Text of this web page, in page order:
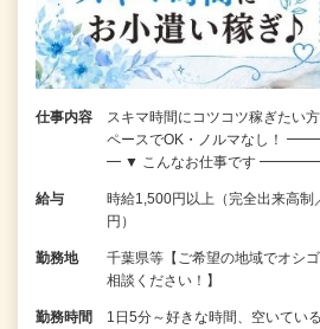
仕事内容
スキマ時間にコツコツ稼ぎたい
ペースでOK・ノルマな
━ ▼ こんなお仕事です
給与
時給1,500円以上（完全出来高
円）
勤務地
千葉県等【ご希望の地域でオシ
相談ください！】
勤務時間
1日5分～好きな時間、空いてい